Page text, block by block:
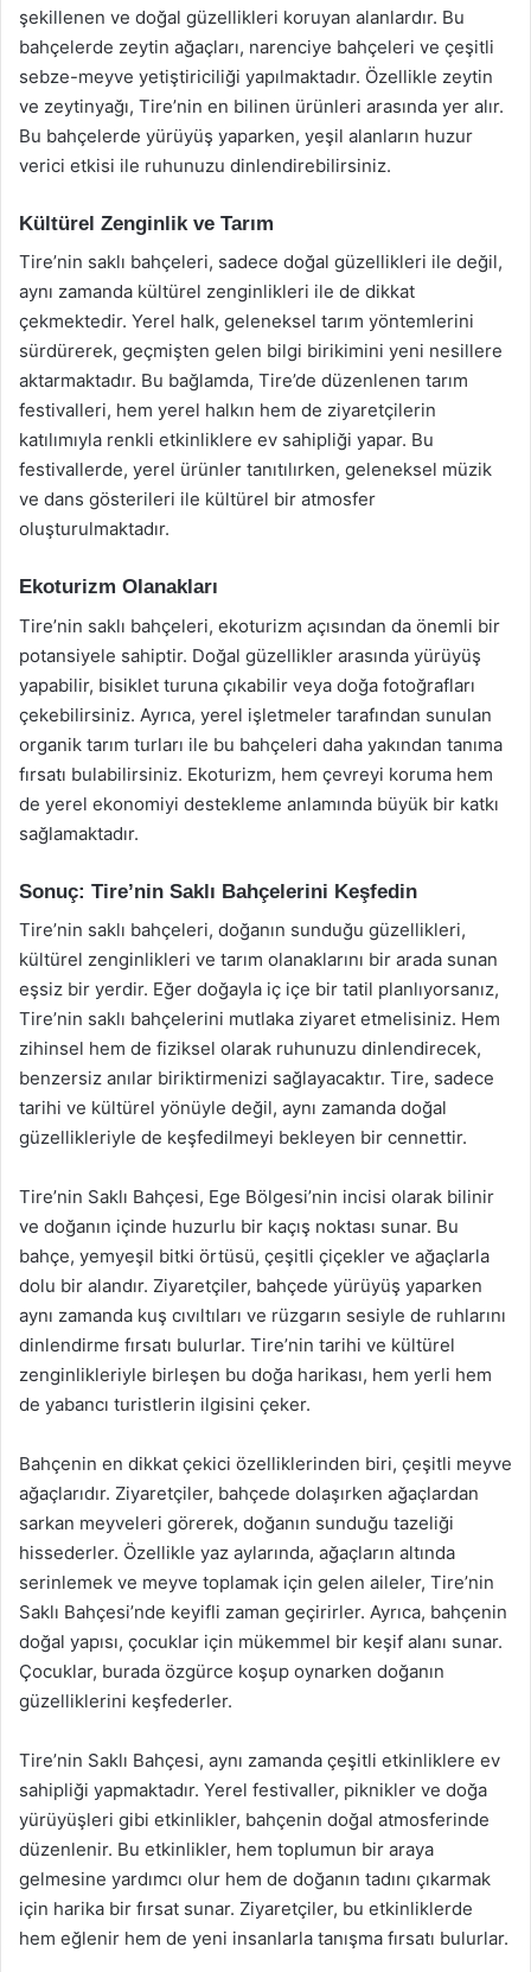
şekillenen ve doğal güzellikleri koruyan alanlardır. Bu
bahçelerde zeytin ağaçları, narenciye bahçeleri ve çeşitli
sebze-meyve yetiştiriciliği yapılmaktadır. Özellikle zeytin
ve zeytinyağı, Tire’nin en bilinen ürünleri arasında yer alır.
Bu bahçelerde yürüyüş yaparken, yeşil alanların huzur
verici etkisi ile ruhunuzu dinlendirebilirsiniz.
Kültürel Zenginlik ve Tarım
Tire’nin saklı bahçeleri, sadece doğal güzellikleri ile değil,
aynı zamanda kültürel zenginlikleri ile de dikkat
çekmektedir. Yerel halk, geleneksel tarım yöntemlerini
sürdürerek, geçmişten gelen bilgi birikimini yeni nesillere
aktarmaktadır. Bu bağlamda, Tire’de düzenlenen tarım
festivalleri, hem yerel halkın hem de ziyaretçilerin
katılımıyla renkli etkinliklere ev sahipliği yapar. Bu
festivallerde, yerel ürünler tanıtılırken, geleneksel müzik
ve dans gösterileri ile kültürel bir atmosfer
oluşturulmaktadır.
Ekoturizm Olanakları
Tire’nin saklı bahçeleri, ekoturizm açısından da önemli bir
potansiyele sahiptir. Doğal güzellikler arasında yürüyüş
yapabilir, bisiklet turuna çıkabilir veya doğa fotoğrafları
çekebilirsiniz. Ayrıca, yerel işletmeler tarafından sunulan
organik tarım turları ile bu bahçeleri daha yakından tanıma
fırsatı bulabilirsiniz. Ekoturizm, hem çevreyi koruma hem
de yerel ekonomiyi destekleme anlamında büyük bir katkı
sağlamaktadır.
Sonuç: Tire’nin Saklı Bahçelerini Keşfedin
Tire’nin saklı bahçeleri, doğanın sunduğu güzellikleri,
kültürel zenginlikleri ve tarım olanaklarını bir arada sunan
eşsiz bir yerdir. Eğer doğayla iç içe bir tatil planlıyorsanız,
Tire’nin saklı bahçelerini mutlaka ziyaret etmelisiniz. Hem
zihinsel hem de fiziksel olarak ruhunuzu dinlendirecek,
benzersiz anılar biriktirmenizi sağlayacaktır. Tire, sadece
tarihi ve kültürel yönüyle değil, aynı zamanda doğal
güzellikleriyle de keşfedilmeyi bekleyen bir cennettir.
Tire’nin Saklı Bahçesi, Ege Bölgesi’nin incisi olarak bilinir
ve doğanın içinde huzurlu bir kaçış noktası sunar. Bu
bahçe, yemyeşil bitki örtüsü, çeşitli çiçekler ve ağaçlarla
dolu bir alandır. Ziyaretçiler, bahçede yürüyüş yaparken
aynı zamanda kuş cıvıltıları ve rüzgarın sesiyle de ruhlarını
dinlendirme fırsatı bulurlar. Tire’nin tarihi ve kültürel
zenginlikleriyle birleşen bu doğa harikası, hem yerli hem
de yabancı turistlerin ilgisini çeker.
Bahçenin en dikkat çekici özelliklerinden biri, çeşitli meyve
ağaçlarıdır. Ziyaretçiler, bahçede dolaşırken ağaçlardan
sarkan meyveleri görerek, doğanın sunduğu tazeliği
hissederler. Özellikle yaz aylarında, ağaçların altında
serinlemek ve meyve toplamak için gelen aileler, Tire’nin
Saklı Bahçesi’nde keyifli zaman geçirirler. Ayrıca, bahçenin
doğal yapısı, çocuklar için mükemmel bir keşif alanı sunar.
Çocuklar, burada özgürce koşup oynarken doğanın
güzelliklerini keşfederler.
Tire’nin Saklı Bahçesi, aynı zamanda çeşitli etkinliklere ev
sahipliği yapmaktadır. Yerel festivaller, piknikler ve doğa
yürüyüşleri gibi etkinlikler, bahçenin doğal atmosferinde
düzenlenir. Bu etkinlikler, hem toplumun bir araya
gelmesine yardımcı olur hem de doğanın tadını çıkarmak
için harika bir fırsat sunar. Ziyaretçiler, bu etkinliklerde
hem eğlenir hem de yeni insanlarla tanışma fırsatı bulurlar.